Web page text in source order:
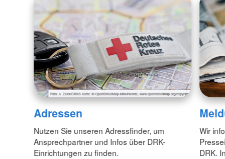
Adressen
Nutzen Sie unseren Adressfinder, um
Ansprechpartner und Infos über DRK-
Einrichtungen zu finden.
Wir
DRK.